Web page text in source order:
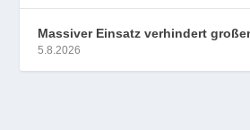
Massiver Einsatz verhindert
5.8.2026